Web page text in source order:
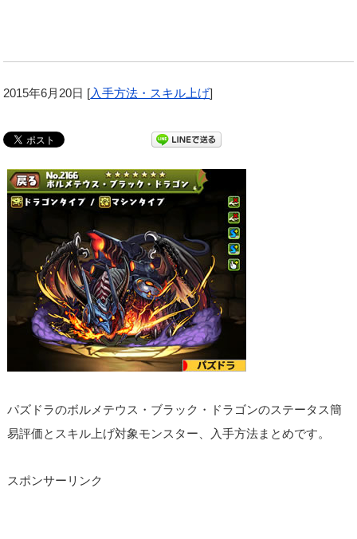
2015年6月20日 [入手方法・スキル上げ]
パズドラのボルメテウス・ブラック・ドラゴンのステータス簡
易評価とスキル上げ対象モンスター、入手方法まとめです。
スポンサーリンク